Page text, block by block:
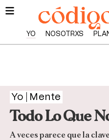
YO NOSOTRXS
Yo Mente
Todo Lo Que
A veces parece que la